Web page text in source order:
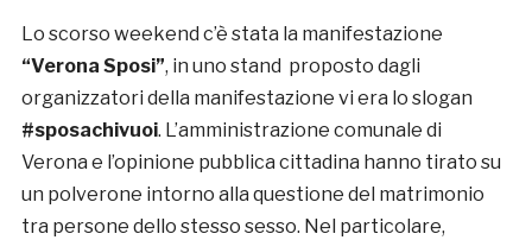
Lo scorso weekend c’è stata la manifestazione
“Verona Sposi”, in uno stand proposto dagli
organizzatori della manifestazione vi era lo slogan
#sposachivuoi. L’amministrazione comunale di
Verona e l’opinione pubblica cittadina hanno tirato su
un polverone intorno alla questione del matrimonio
tra persone dello stesso sesso. Nel particolare,